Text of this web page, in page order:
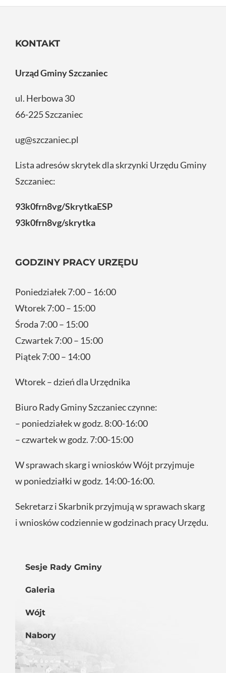
KONTAKT
Urząd Gminy Szczaniec
ul. Herbowa 30
66-225 Szczaniec
ug@szczaniec.pl
Lista adresów skrytek dla skrzynki Urzędu Gminy
Szczaniec:
93k0frn8vg/SkrytkaESP
93k0frn8vg/skrytka
GODZINY PRACY URZĘDU
Poniedziałek 7:00 – 16:00
Wtorek 7:00 – 15:00
Środa 7:00 – 15:00
Czwartek 7:00 – 15:00
Piątek 7:00 – 14:00
Wtorek – dzień dla Urzędnika
Biuro Rady Gminy Szczaniec czynne:
– poniedziałek w godz. 8:00-16:00
– czwartek w godz. 7:00-15:00
W sprawach skarg i wniosków Wójt przyjmuje
w poniedziałki w godz. 14:00-16:00.
Sekretarz i Skarbnik przyjmują w sprawach skarg
i wniosków codziennie w godzinach pracy Urzędu.
Sesje Rady Gminy
Galeria
Wójt
Nabory